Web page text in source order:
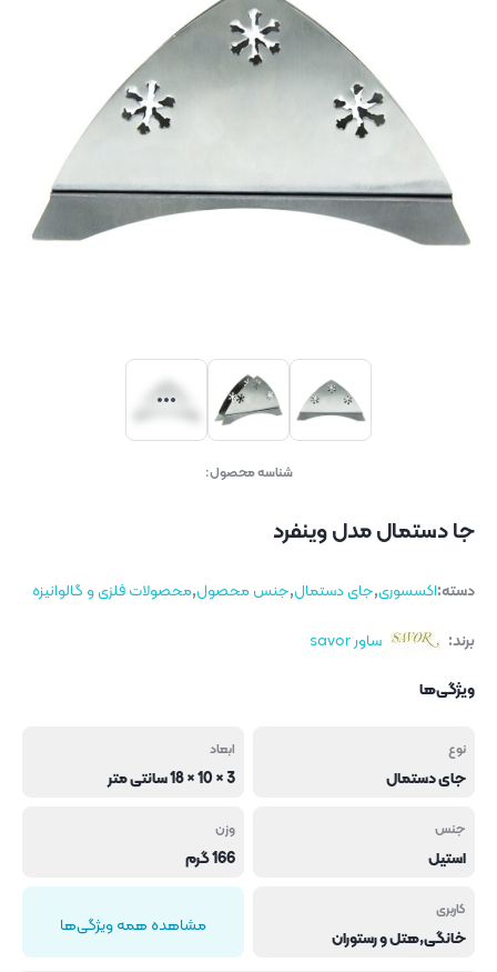
شناسه محصول:
جا دستمال مدل وینفرد
دسته:اکسسوری,جای دستمال,جنس محصول,محصولات فلزی و گالوانیزه
برند:
ساور savor
ویژگی‌ها
نوع
جای دستمال
ابعاد
3 × 10 × 18 سانتی متر
جنس
استیل
وزن
166 گرم
کاربری
خانگی,هتل و رستوران مشاهده همه ویژگی‌ها